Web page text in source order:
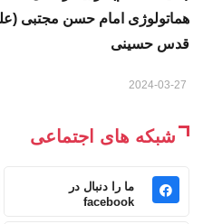
هماتولوژی امام حسن مجتبی
قدس حسینی
شبکه های اجتماعی
ما را دنبال در
facebook